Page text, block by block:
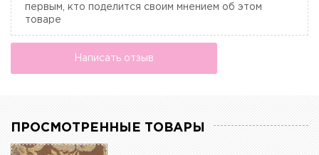
первым, кто поделится своим мнением об этом
товаре
Написать отзыв
ПРОСМОТРЕННЫЕ ТОВАРЫ